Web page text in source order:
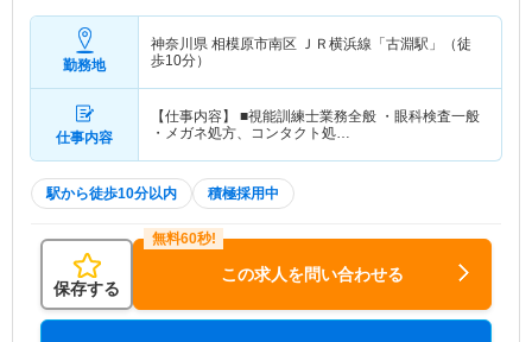
勤務地
神奈川県 相模原市南区 ＪＲ横浜線「古淵駅」（徒
歩10分）
仕事内容
【仕事内容】 ■視能訓練士業務全般 ・眼科検査一般
・メガネ処方、コンタクト処…
駅から徒歩10分以内 積極採用中
保存する
この求人を問い合わせる